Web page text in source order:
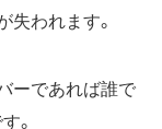
失われます。
ーであれば誰で
。